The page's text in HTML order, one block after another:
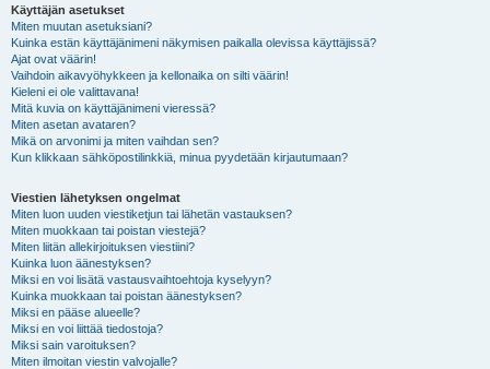
Käyttäjän asetukset
Miten muutan asetuksiani?
Kuinka estän käyttäjänimeni näkymisen paikalla olevissa käyttäjissä?
Ajat ovat väärin!
Vaihdoin aikavyöhykkeen ja kellonaika on silti väärin!
Kieleni ei ole valittavana!
Mitä kuvia on käyttäjänimeni vieressä?
Miten asetan avataren?
Mikä on arvonimi ja miten vaihdan sen?
Kun klikkaan sähköpostilinkkiä, minua pyydetään kirjautumaan?
Viestien lähetyksen ongelmat
Miten luon uuden viestiketjun tai lähetän vastauksen?
Miten muokkaan tai poistan viestejä?
Miten liitän allekirjoituksen viestiini?
Kuinka luon äänestyksen?
Miksi en voi lisätä vastausvaihtoehtoja kyselyyn?
Kuinka muokkaan tai poistan äänestyksen?
Miksi en pääse alueelle?
Miksi en voi liittää tiedostoja?
Miksi sain varoituksen?
Miten ilmoitan viestin valvojalle?